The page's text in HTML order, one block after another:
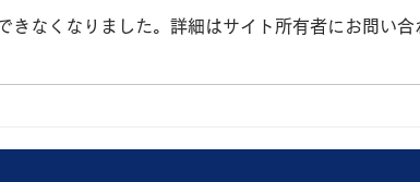
きなくなりました。詳細はサイト所有者にお問い合